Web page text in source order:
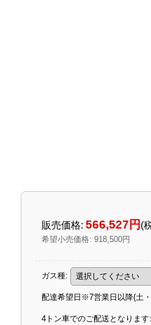
販売価格: 566,527円 (
希望小売価格: 918,500円
ガス種:
配達希望日※7営業日以降(土
4トン車でのご配送となります: